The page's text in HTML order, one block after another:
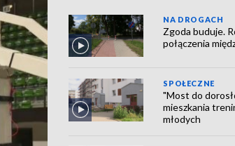
NA DROGACH
Zgoda buduje.
połączenia
SPOŁECZNE
"Most do
mieszkania
młodych